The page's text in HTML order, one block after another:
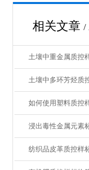
相关文章 /